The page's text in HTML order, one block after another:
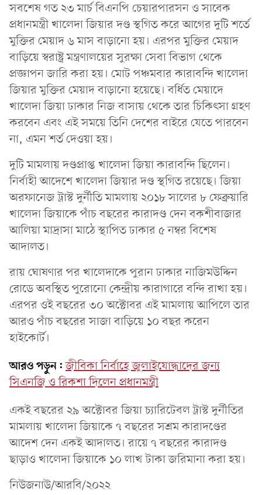
সবশেষ গত ২৩ মার্চ বিএনপি চেয়ারপারসন ও সাবেক
প্রধানমন্ত্রী খালেদা জিয়ার দণ্ড স্থগিত করে আগের দুটি শর্তে
মুক্তির মেয়াদ ৬ মাস বাড়ানো হয়। এরপর মুক্তির মেয়াদ
বাড়িয়ে স্বরাষ্ট্র মন্ত্রণালয়ের সুরক্ষা সেবা বিভাগ থেকে
প্রজ্ঞাপন জারি করা হয়। মোট পঞ্চমবার কারাবন্দি খালেদা
জিয়ার মুক্তির মেয়াদ বাড়ানো হয়েছে। বর্ধিত মেয়াদে
খালেদা জিয়া ঢাকার নিজ বাসায় থেকে তার চিকিৎসা গ্রহণ
করবেন এবং এই সময়ে তিনি দেশের বাইরে যেতে পারবেন
না, এমন শর্ত দেওয়া হয়।
দুটি মামলায় দণ্ডপ্রাপ্ত খালেদা জিয়া কারাবন্দি ছিলেন।
নির্বাহী আদেশে খালেদা জিয়ার দণ্ড স্থগিত রয়েছে। জিয়া
অরফানেজ ট্রাস্ট দুর্নীতি মামলায় ২০১৮ সালের ৮ ফেব্রুয়ারি
খালেদা জিয়াকে পাঁচ বছরের কারাদণ্ড দেন বকশীবাজার
আলিয়া মাদ্রাসা মাঠে স্থাপিত ঢাকার ৫ নম্বর বিশেষ
আদালত।
রায় ঘোষণার পর খালেদাকে পুরান ঢাকার নাজিমউদ্দিন
রোডে অবস্থিত পুরোনো কেন্দ্রীয় কারাগারে বন্দি রাখা হয়।
এরপর ওই বছরের ৩০ অক্টোবর এই মামলায় আপিলে তার
আরও পাঁচ বছরের সাজা বাড়িয়ে ১০ বছর করেন
হাইকোর্ট।
আরও পড়ুন: জীবিকা নির্বাহে জুলাইযোদ্ধাদের জন্য
সিএনজি ও রিকশা দিলেন প্রধানমন্ত্রী
একই বছরের ২৯ অক্টোবর জিয়া চ্যারিটেবল ট্রাস্ট দুর্নীতির
মামলায় খালেদা জিয়াকে ৭ বছরের সশ্রম কারাদণ্ডের
আদেশ দেন একই আদালত। রায়ে ৭ বছরের কারাদণ্ড
ছাড়াও খালেদা জিয়াকে ১০ লাখ টাকা জরিমানা করা হয়।
নিউজনাউ/আরবি/২০২২